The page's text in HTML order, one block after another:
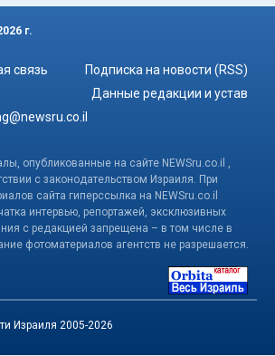
г.
связь
Подписка на новости (RSS)
Данные редакции и устав
опубликованные на сайте NEWSru.co.il ,
с законодательством Израиля. При
сайта гиперссылка на NEWSru.co.il
интервью, репортажей, эксклюзивных
с редакцией запрещена – в том числе в
фотоматериалов агентств не разрешается.
Израиля 2005-2026